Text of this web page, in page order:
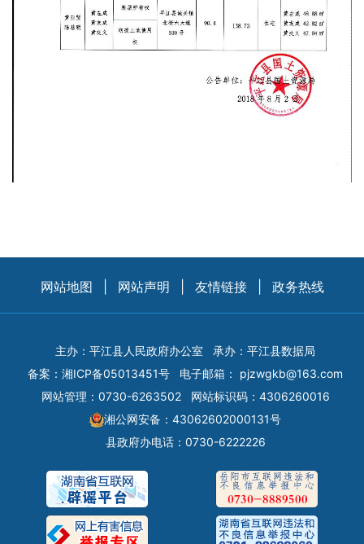
网站地图 网站声明 友情链接 政务热线
主办：平江县人民政府办公室
承办：平江县数据局
备案： 湘ICP备05013451号 电子邮箱： pjzwgkb@163.com
网站管理：0730-6263502
网站标识码：4306260016
湘公网安备：43062602000131号
县政府办电话：0730-6222226